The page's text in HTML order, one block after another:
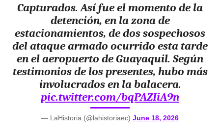
Capturados. Así fue el momento de la
detención, en la zona de
estacionamientos, de dos sospechosos
del ataque armado ocurrido esta tarde
en el aeropuerto de Guayaquil. Según
testimonios de los presentes, hubo más
involucrados en la balacera.
pic.twitter.com/bqPAZIiA9n
— LaHistoria (@lahistoriaec) June 18, 2026